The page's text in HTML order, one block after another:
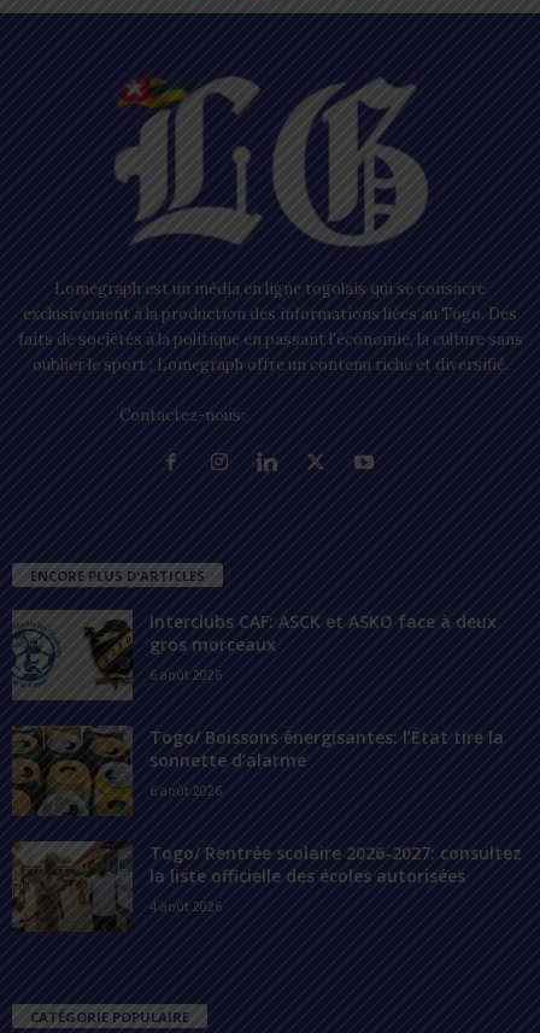
Lomegraph est un média en ligne togolais qui se consacre
exclusivement à la production des informations liées au Togo. Des
faits de sociétés à la politique en passant l’économie, la culture sans
oublier le sport ; Lomegraph offre un contenu riche et diversifié.
Contactez-nous:
ENCORE PLUS D'ARTICLES
Interclubs CAF: ASCK et ASKO face à deux
gros morceaux
6 août 2026
Togo/ Boissons énergisantes: l’État tire la
sonnette d’alarme
6 août 2026
Togo/ Rentrée scolaire 2026-2027: consultez
la liste officielle des écoles autorisées
4 août 2026
CATÉGORIE POPULAIRE